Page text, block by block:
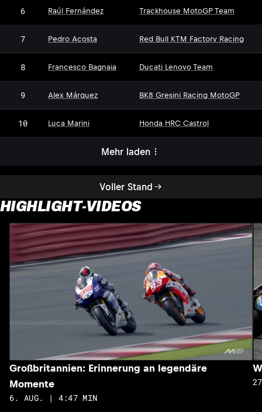
Voller Stand
6 Raúl Fernández Trackhouse MotoGP Team
7 Pedro Acosta Red Bull KTM Factory Racing
8 Francesco Bagnaia Ducati Lenovo Team
9 Alex Márquez BK8 Gresini Racing MotoGP
10 Luca Marini Honda HRC Castrol
Mehr laden
HIGHLIGHT-VIDEOS
Großbritannien: Erinnerung an legendäre
Momente
6. AUG. | 4:47 MIN